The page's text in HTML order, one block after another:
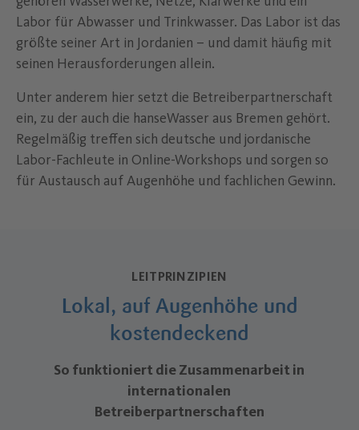
Labor für Abwasser und Trinkwasser. Das Labor ist das
größte seiner Art in Jordanien – und damit häufig mit
seinen Herausforderungen allein.
Unter anderem hier setzt die Betreiberpartnerschaft
ein, zu der auch die hanseWasser aus Bremen gehört.
Regelmäßig treffen sich deutsche und jordanische
Labor-Fachleute in Online-Workshops und sorgen so
für Austausch auf Augenhöhe und fachlichen Gewinn.
Lokal, auf Augenhöhe und
kostendeckend
LEITPRINZIPIEN
So funktioniert die Zusammenarbeit in
internationalen
Betreiberpartnerschaften